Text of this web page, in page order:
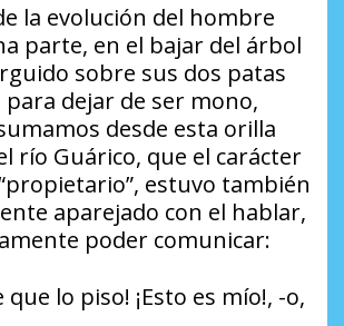
la evolución del hombre
parte, en el bajar del árbol
sobre sus dos patas
dejar de ser mono,
desde esta orilla
río Guárico, que el carácter
estuvo también
aparejado con el hablar,
poder comunicar:
que lo piso! ¡Esto es mío!, -o,